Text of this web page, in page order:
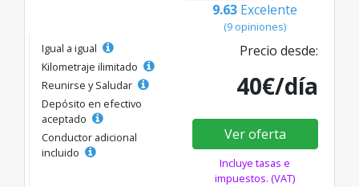
9.63 Excelente
(9 opiniones)
Igual a igual
Kilometraje ilimitado
Reunirse y Saludar
Depósito en efectivo
aceptado
Conductor adicional
incluido
Precio desde:
40€/día
Ver oferta
Incluye tasas e
impuestos. (VAT)